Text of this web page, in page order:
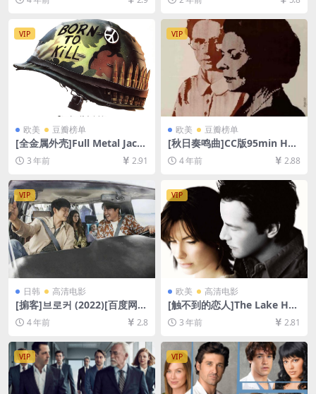
h fägring stor (1995)[百度网
未删减][MP4/GB][中英字幕]
5)[百度网盘+夸克网盘1080P
放/下载][MKV/83GB][特效中
字]
VIP
欧美 豆瓣榜单
[全金属外壳]Full Metal Jack
et (1987)[百度网盘+夸克网盘
1080P超清未删减资源][网盘
在线播放/下载][MP4/7.3GB]
[中文字幕]
3 年前 2.91
VIP
欧美 豆瓣榜单
[秋日奏鸣曲]CC版95min Hös
tsonaten (1978)[百度网盘
+迅雷云盘资源1080P超清未
删减][MP4/5.8GB][中文字幕]
4 年前 2.88
VIP
日韩 高清电影
[掮客]브로커 (2022)[百度网盘
+迅雷云盘资源1080P超清未
删减][MP4/7GB][韩语中字]
4 年前 2.8
VIP
欧美 高清电影
[触不到的恋人]The Lake Ho
use (2006)[百度网盘+迅雷云
盘资源1080P超清未删减][MP
4/5.9GB][中英字幕]
3 年前 2.81
VIP VIP